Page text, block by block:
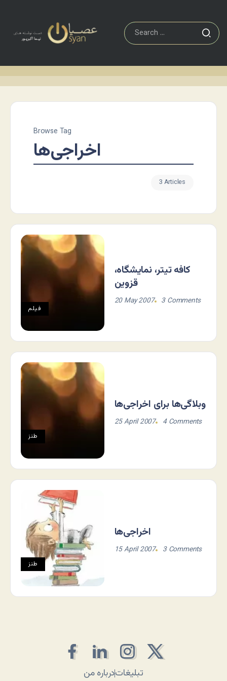
Browse Tag
اخراجی‌ها
3 Articles
فيلم
کافه تیتر، نمایشگاه،
قزوین
20 May 2007 3 Comments
طنز
وبلاگی‌ها برای اخراجی‌ها
25 April 2007 4 Comments
طنز
اخراجی‌ها
15 April 2007 3 Comments
درباره منتبلیغات